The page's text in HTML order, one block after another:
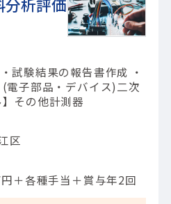
分析評価
試験結果の報告書作成 ・
電子部品・デバイス)二次
その他計測器
区
＋各種手当＋賞与年2回